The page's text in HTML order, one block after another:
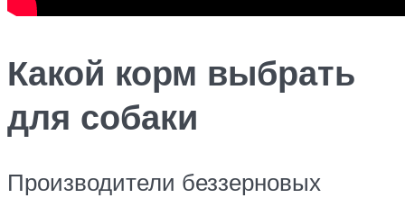
Какой корм выбрать
для собаки
Производители беззерновых